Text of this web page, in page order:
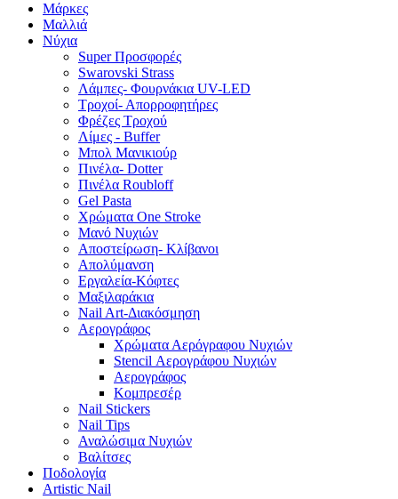
Μάρκες
Μαλλιά
Νύχια
Super Προσφορές
Swarovski Strass
Λάμπες- Φουρνάκια UV-LED
Τροχοί- Απορροφητήρες
Φρέζες Τροχού
Λίμες - Buffer
Μπολ Μανικιούρ
Πινέλα- Dotter
Πινέλα Roubloff
Gel Pasta
Χρώματα One Stroke
Mανό Nυχιών
Αποστείρωση- Κλίβανοι
Απολύμανση
Εργαλεία-Κόφτες
Μαξιλαράκια
Nail Art-Διακόσμηση
Αερογράφος
Χρώματα Αερόγραφου Νυχιών
Stencil Αερογράφου Νυχιών
Αερογράφoς
Κομπρεσέρ
Nail Stickers
Nail Tips
Αναλώσιμα Νυχιών
Βαλίτσες
Ποδολογία
Artistic Nail